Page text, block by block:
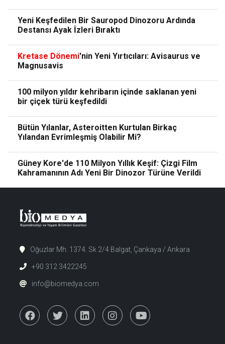
Yeni Keşfedilen Bir Sauropod Dinozoru Ardında
Destansı Ayak İzleri Bıraktı
Kretase Dönemi'nin Yeni Yırtıcıları: Avisaurus ve
Magnusavis
100 milyon yıldır kehribarın içinde saklanan yeni
bir çiçek türü keşfedildi
Bütün Yılanlar, Asteroitten Kurtulan Birkaç
Yılandan Evrimleşmiş Olabilir Mi?
Güney Kore'de 110 Milyon Yıllık Keşif: Çizgi Film
Kahramanının Adı Yeni Bir Dinozor Türüne Verildi
Oğuzlar Mh. 1374. Sk 2/4 Balgat, Çankaya / Ankara
+90 312 3422245
info@biomedya.com